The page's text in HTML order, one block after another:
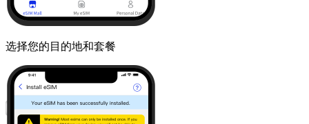
选择您的目的地和套餐